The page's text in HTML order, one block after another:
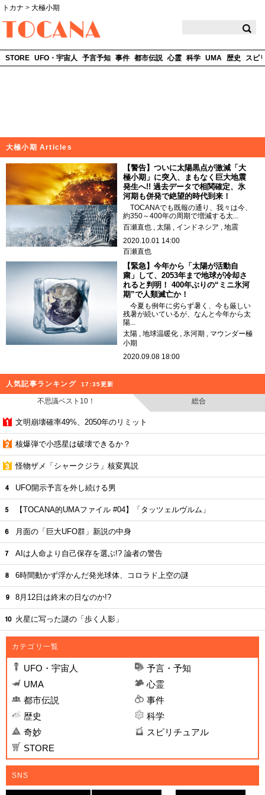
トカナ > 大極小期
STORE UFO・宇宙人 予言予知 事件 都市伝説 心霊 科学 UMA 歴史 スピ
大極小期 Articles
【警告】ついに太陽黒点が激減「大
極小期」に突入、まもなく巨大地震
発生へ!! 過去データで相関確定、氷
河期も併発で絶望的時代到来！
TOCANAでも既報の通り、我々は今、
約350～400年の周期で増減する太...
百瀬直也
太陽 インドネシア
地震
2020.10.01 14:00
百瀬直也
【緊急】今年から「太陽が活動自
粛」して、2053年まで地球が冷却さ
れると判明！ 400年ぶりの“ミニ氷河
期”で人類滅亡か！
今夏も例年に劣らず暑く、今も厳しい
残暑が続いているが、なんと今年から太
陽...
太陽
地球温暖化 氷河期
マウンダー極
小期
2020.09.08 18:00
人気記事ランキング 17:35更新
不思議ベスト10！ 総合
文明崩壊確率49%、2050年のリミット
核爆弾で小惑星は破壊できるか？
怪物ザメ「シャークジラ」核変異説
UFO開示予言を外し続ける男
【TOCANA的UMAファイル #04】「タッツェルヴルム」
月面の「巨大UFO群」新説の中身
AIは人命より自己保存を選ぶ!? 論者の警告
6時間動かず浮かんだ発光球体、コロラド上空の謎
8月12日は終末の日なのか!?
火星に写った謎の「歩く人影」
カテゴリ一覧
UFO・宇宙人
予言・予知
UMA
心霊
都市伝説
事件
歴史
科学
奇妙
スピリチュアル
STORE
SNS